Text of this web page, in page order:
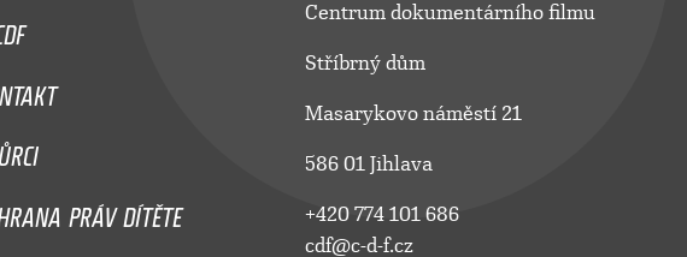
PRÁV DÍTĚTE
Centrum dokumentárního filmu
Stříbrný dům
Masarykovo náměstí 21
586 01 Jihlava
+420 774 101 686
cdf@c-d-f.cz